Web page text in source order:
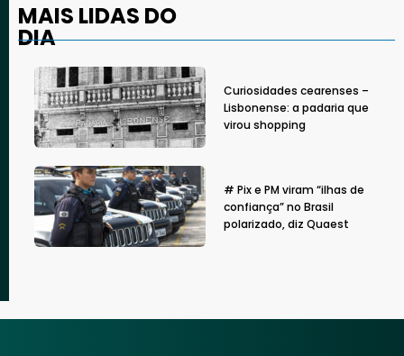
MAIS LIDAS DO
DIA
Curiosidades cearenses –
Lisbonense: a padaria que
virou shopping
# Pix e PM viram “ilhas de
confiança” no Brasil
polarizado, diz Quaest